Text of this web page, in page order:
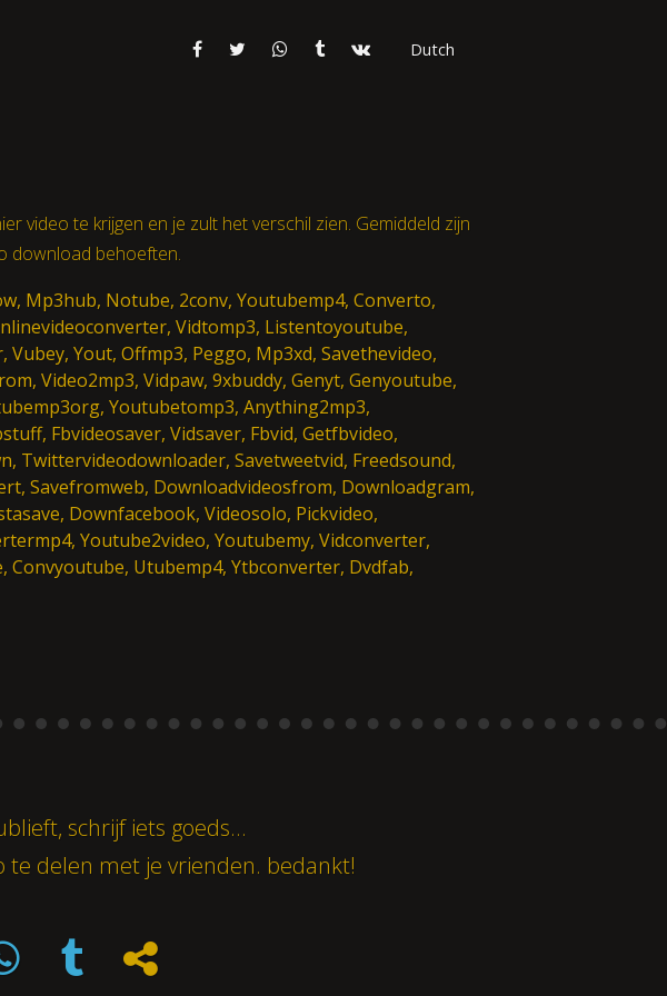
Dutch
video te krijgen en je zult het verschil zien. Gemiddeld zijn
download behoeften.
Mp3hub, Notube, 2conv, Youtubemp4, Converto,
Vidtomp3, Listentoyoutube,
Yout, Offmp3, Peggo, Mp3xd, Savethevideo,
Video2mp3, Vidpaw, 9xbuddy, Genyt, Genyoutube,
Youtubetomp3, Anything2mp3,
Fbvideosaver, Vidsaver, Fbvid, Getfbvideo,
Twittervideodownloader, Savetweetvid, Freedsound,
Savefromweb, Downloadvideosfrom, Downloadgram,
Downfacebook, Videosolo, Pickvideo,
Youtube2video, Youtubemy, Vidconverter,
Utubemp4, Ytbconverter, Dvdfab,
schrijf iets goeds...
te delen met je vrienden. bedankt!